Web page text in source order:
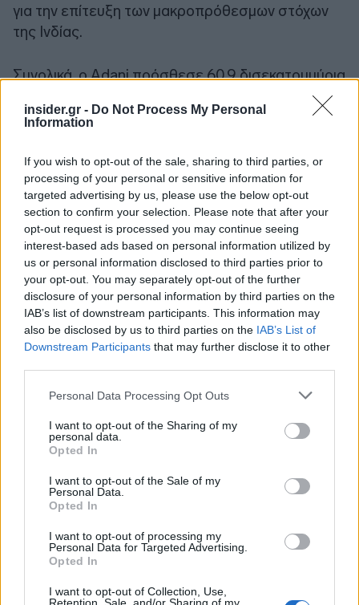
insider.gr - Do Not Process My Personal
Information
If you wish to opt-out of the sale, sharing to third parties, or
processing of your personal or sensitive information for
targeted advertising by us, please use the below opt-out
section to confirm your selection. Please note that after your
opt-out request is processed you may continue seeing
interest-based ads based on personal information utilized by
us or personal information disclosed to third parties prior to
your opt-out. You may separately opt-out of the further
disclosure of your personal information by third parties on the
IAB’s list of downstream participants. This information may
also be disclosed by us to third parties on the IAB’s List of
Downstream Participants that may further disclose it to other
Please note that this website/app uses one or more Google
not limited to your visit or usage behaviour. You may click to
grant or deny consent to Google and its third-party tags to
use your data for below specified purposes in below Google
consent section.
Personal Data Processing Opt Outs
I want to opt-out of the Sharing of my
personal data.
Opted In
I want to opt-out of the Sale of my
Personal Data.
Opted In
I want to opt-out of processing my
Personal Data for Targeted Advertising.
Opted In
I want to opt-out of Collection, Use,
για την επίτευξη των μακροπρόθεσμων στόχων
της Ινδίας.
Συνολικά, ο Adani πρόσθεσε 60,9 δισεκατομμύρια
δολάρια στην περιουσία του μόνο το 2022, πέντε
φορές περισσότερα από οποιονδήποτε άλλον.
Ασιάτης τον Φεβρουάριο, αύξησε την περιουσία
του πάνω από 100 δισ. τον Απρίλιο και ξεπέρασε
τον Bill Gates της Microsoft Corp. ως ο τέταρτος
πλουσιότερος άνθρωπος στον κόσμο τον
περασμένο μήνα.
Φώτο: @associatedpress